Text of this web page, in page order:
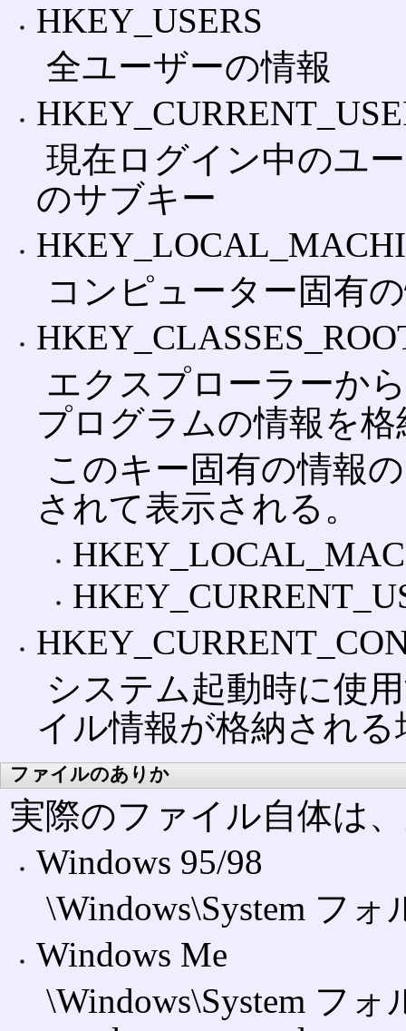
HKEY_USERS
全ユーザーの情報
現在ログイン中のユ
のサブキー
コンピューター固有
エクスプローラーか
プログラムの情報を
このキー固有の情報
されて表示される。
システム起動時に使
イル情報が格納される
ファイルのありか
実際のファイル自体は
Windows 95/98
\Windows\System フォ
Windows Me
\Windows\System フォ